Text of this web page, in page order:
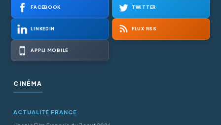
FACEBOOK TWITTER
LINKEDIN FLUX RSS
APPLI MOBILE
CINÉMA
ACTUALITÉ FRANCE